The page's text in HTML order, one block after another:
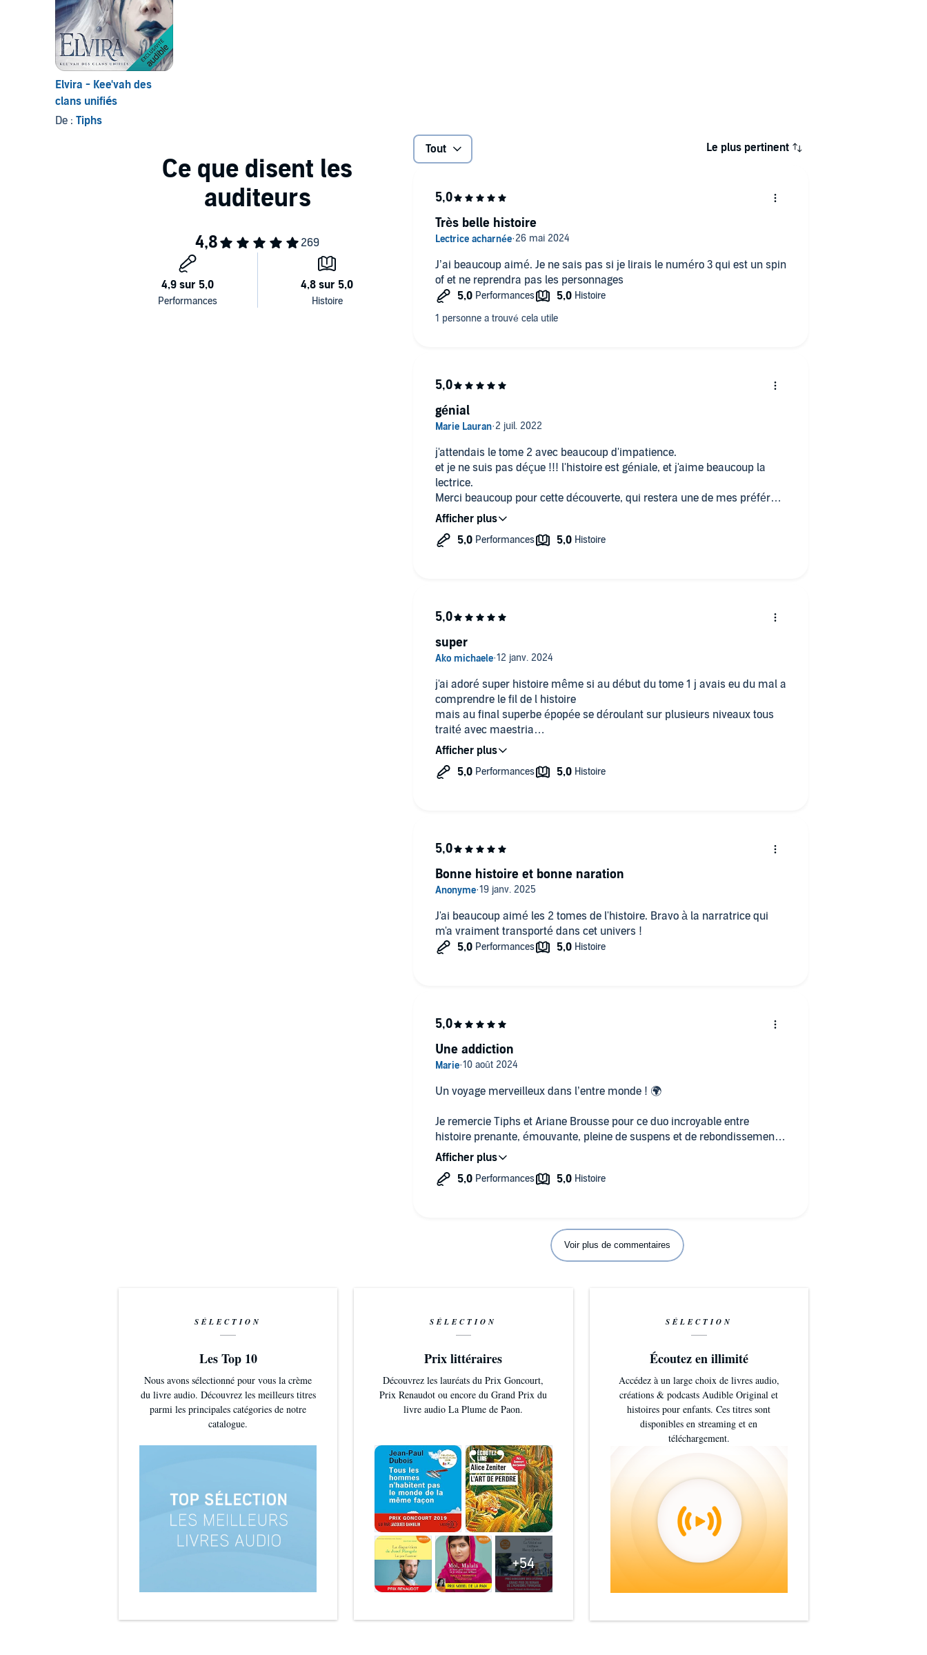
Elvira - Kee'vah des
clans unifiés
De : Tiphs
Tout Le plus pertinent
J’ai beaucoup aimé. Je ne sais pas si je lirais le numéro 3 qui est un spin
of et ne reprendra pas les personnages
Très belle histoire
j'attendais le tome 2 avec beaucoup d'impatience.
et je ne suis pas déçue !!! l'histoire est géniale, et j'aime beaucoup la
lectrice.
Merci beaucoup pour cette découverte, qui restera une de mes préférée
d'audible !
génial
j'ai adoré super histoire même si au début du tome 1 j avais eu du mal a
comprendre le fil de l histoire
mais au final superbe épopée se déroulant sur plusieurs niveaux tous
traité avec maestria
et la lectrice est juste parfaite!
super
J'ai beaucoup aimé les 2 tomes de l'histoire. Bravo à la narratrice qui
m'a vraiment transporté dans cet univers !
Bonne histoire et bonne naration
Un voyage merveilleux dans l’entre monde ! 🌍
Je remercie Tiphs et Ariane Brousse pour ce duo incroyable entre
histoire prenante, émouvante, pleine de suspens et de rebondissements
et une lectrice hors pair qui a su donner vie à ce monde et les
personnages qui y habitent
incohérences que j’avais pensé trouver dans le tome 1 trouvent leurs
répondent dans ce tome 2
mes longues heures de voitures
Merci 🤩
Une addiction
Voir plus de commentaires
SÉLECTION
Les Top 10
Nous avons sélectionné pour vous la crème
du livre audio. Découvrez les meilleurs titres
parmi les principales catégories de notre
catalogue.
SÉLECTION
Prix littéraires
Découvrez les lauréats du Prix Goncourt,
Prix Renaudot ou encore du Grand Prix du
livre audio La Plume de Paon.
+54
SÉLECTION
Écoutez en illimité
Accédez à un large choix de livres audio,
créations & podcasts Audible Original et
histoires pour enfants. Ces titres sont
disponibles en streaming et en
téléchargement.